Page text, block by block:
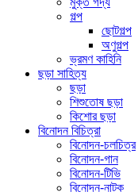
গল্প
ছোটগল্প
অণুগল্প
ভ্রমণ কাহিনি
ছড়া সাহিত্য
ছড়া
শিশুতোষ ছড়া
কিশোর ছড়া
বিনোদন বিচিত্রা
বিনোদন-চলচিত্র
বিনোদন-গান
বিনোদন-টিভি
বিনোদন-নাটক